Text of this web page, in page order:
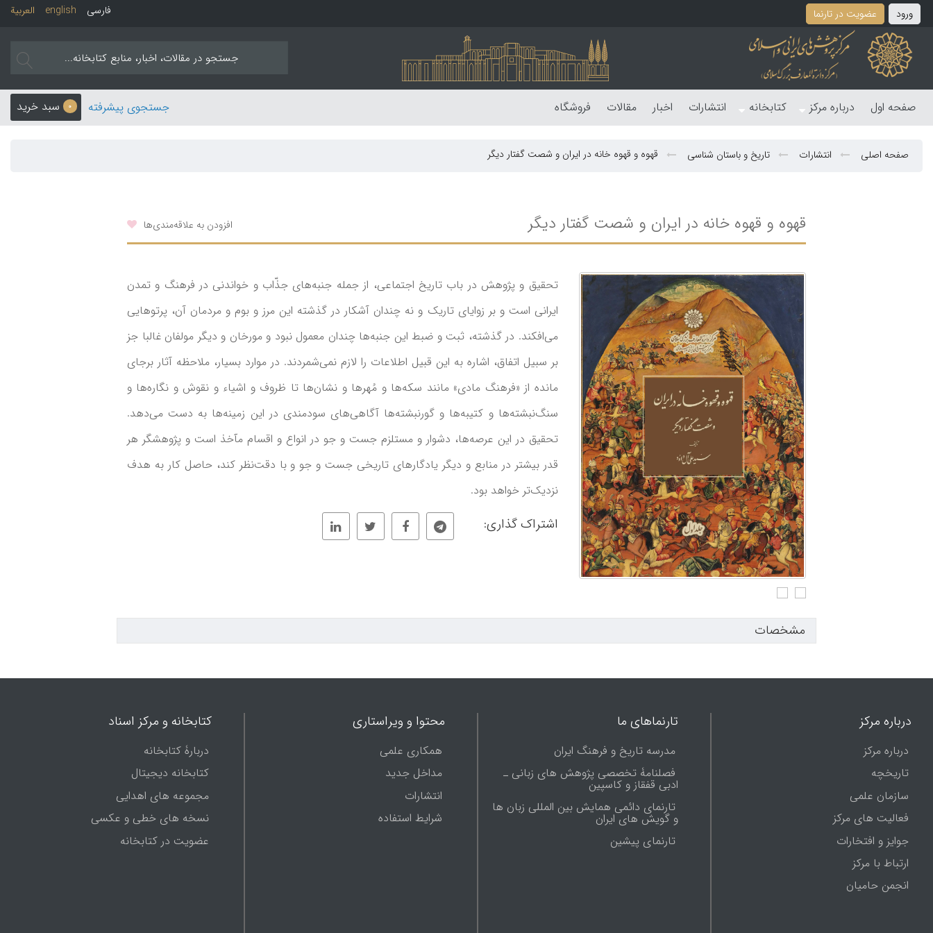
ورود عضویت در تارنما العربیة english فارسی
صفحه اول درباره مرکز کتابخانه انتشارات اخبار مقالات فروشگاه 0 سبد خرید جستجوی پیشرفته
صفحه اصلی انتشارات تاریخ و باستان شناسی قهوه و قهوه ‎خانه در ایران و شصت گفتار دیگر
قهوه و قهوه ‎خانه در ایران و شصت گفتار دیگر افزودن به علاقه‌مندی‌ها
تحقیق و پژوهش در باب تاریخ اجتماعی، از جمله جنبه‌های جذّاب و خواندنی در فرهنگ و تمدن
ایرانی است و بر زوایای تاریک و نه چندان آشکار در گذشته این مرز و بوم و مردمان آن، پرتوهایی
می‌افکند. در گذشته، ثبت و ضبط این جنبه‌ها چندان معمول نبود و مورخان و دیگر مولفان غالبا جز
بر سبیل اتفاق، اشاره به این قبیل اطلاعات را لازم نمی‌شمردند. در موارد بسیار، ملاحظه آثار برجای
مانده از «فرهنگ مادی» مانند سکه‌ها و مُهر‌ها و نشان‌ها تا ظروف و اشیاء و نقوش و نگاره‌ها و
سنگ‌نبشته‌ها و کتیبه‌ها و گورنبشته‌ها آگاهی‌های سودمندی در این زمينه‌ها به دست می‌دهد.
تحقیق در این عرصه‌ها، دشوار و مستلزم جست و جو در انواع و اقسام مآخذ است و پژوهشگر هر
قدر بیشتر در منابع و دیگر یادگارهای تاریخی جست و جو و با دقت‌نظر کند، حاصل کار به هدف
نزدیک‌تر خواهد بود.
اشتراک گذاری:
مشخصات
درباره مرکز
درباره مرکز
تاریخچه
سازمان علمی
فعالیت های مرکز
جوایز و افتخارات
ارتباط با مرکز
انجمن حامیان
تارنماهای ما
مدرسه تاریخ و فرهنگ ایران
فصلنامۀ تخصصی پژوهش های زبانی ـ
ادبی قفقاز و کاسپین
تارنمای دائمی همایش بین المللی زبان ها
و گویش های ایران
تارنماى پيشين
محتوا و ویراستاری
همکاری علمی
مداخل جدید
انتشارات
شرایط استفاده
کتابخانه و مرکز اسناد
دربارۀ کتابخانه
کتابخانه دیجیتال
مجموعه های اهدایی
نسخه های خطی و عکسی
عضویت در کتابخانه